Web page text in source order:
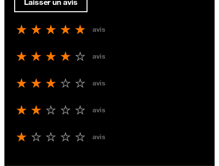
Laisser un avis
avis
avis
avis
avis
avis